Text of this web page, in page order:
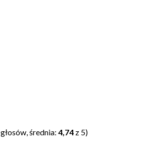
głosów, średnia: 4,74 z 5)